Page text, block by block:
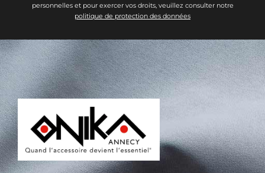
personnelles et pour exercer vos droits, veuillez consulter notre
politique de protection des données